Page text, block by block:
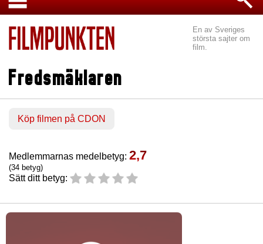
En av Sveriges
största sajter om
film.
Fredsmäklaren
Köp filmen på CDON
Medlemmarnas medelbetyg: 2,7
(34 betyg)
Sätt ditt betyg: